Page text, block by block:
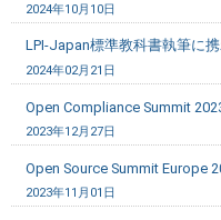
2024年10月10日
LPI-Japan標準教科書執筆に携
2024年02月21日
Open Compliance Summit
2023年12月27日
Open Source Summit Europe
2023年11月01日